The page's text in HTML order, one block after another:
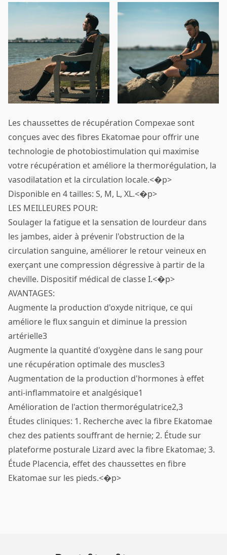
Les chaussettes de récupération Compexae sont
conçues avec des fibres Ekatomae pour offrir une
technologie de photobiostimulation qui maximise
votre récupération et améliore la thermorégulation, la
vasodilatation et la circulation locale.<�p>
Disponible en 4 tailles: S, M, L, XL.<�p>
LES MEILLEURES POUR:
Soulager la fatigue et la sensation de lourdeur dans
les jambes, aider à prévenir l'obstruction de la
circulation sanguine, améliorer le retour veineux en
exerçant une compression dégressive à partir de la
cheville. Dispositif médical de classe I.<�p>
AVANTAGES:
Augmente la production d'oxyde nitrique, ce qui
améliore le flux sanguin et diminue la pression
artérielle3
Augmente la quantité d'oxygène dans le sang pour
une récupération optimale des muscles3
Augmentation de la production d'hormones à effet
anti-inflammatoire et analgésique1
Amélioration de l'action thermorégulatrice2,3
Études cliniques: 1. Recherche avec la fibre Ekatomae
chez des patients souffrant de hernie; 2. Étude sur
plateforme posturale Lizard avec la fibre Ekatomae; 3.
Étude Placencia, effet des chaussettes en fibre
Ekatomae sur les pieds.<�p>